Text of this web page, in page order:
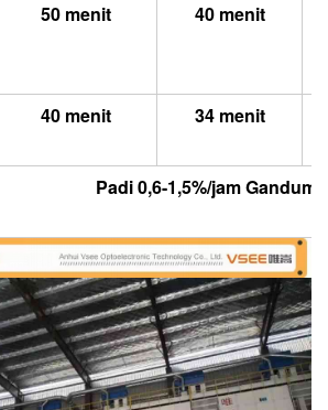
50 menit 40 menit
40 menit 34 menit
Padi 0,6-1,5%/jam Gandum